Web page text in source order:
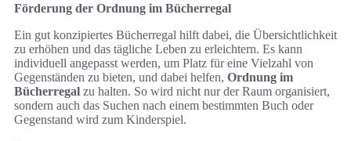
Förderung der Ordnung im Bücherregal
Ein gut konzipiertes Bücherregal hilft dabei, die Übersichtlichkeit
zu erhöhen und das tägliche Leben zu erleichtern. Es kann
individuell angepasst werden, um Platz für eine Vielzahl von
Gegenständen zu bieten, und dabei helfen, Ordnung im
Bücherregal zu halten. So wird nicht nur der Raum organisiert,
sondern auch das Suchen nach einem bestimmten Buch oder
Gegenstand wird zum Kinderspiel.